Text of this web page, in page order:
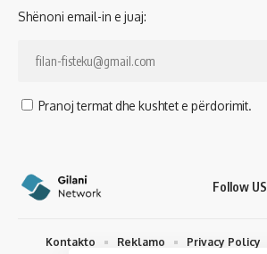
Shënoni email-in e juaj:
Pranoj termat dhe kushtet e përdorimit.
Follow US
Kontakto Reklamo Privacy Policy